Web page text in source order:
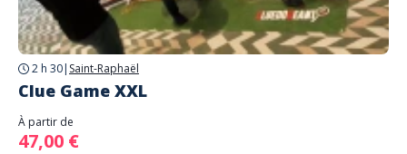
2 h 30| Saint-Raphaël
Clue Game XXL
À partir de
47,00 €